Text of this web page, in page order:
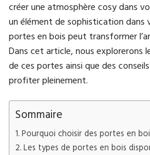
créer une atmosphère cosy dans
un élément de sophistication dans
portes en bois peut transformer
Dans cet article, nous explorerons
de ces portes ainsi que des
profiter pleinement.
Sommaire
Pourquoi choisir des portes en
Les types de portes en bois